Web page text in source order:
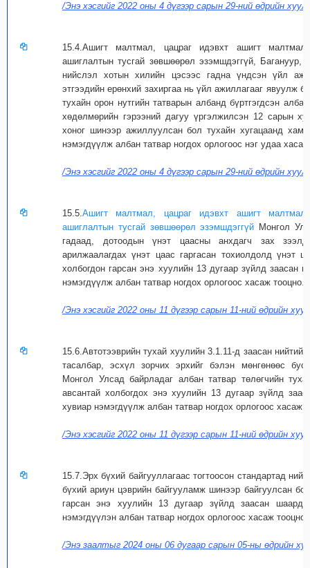
/Энэ хэсгийг 2022 оны 4 дүгээр сарын 29-ний өдрийн
15.4.Ашигт малтмал, цацраг идэвхт ашигт
ашиглалтын тусгай зөвшөөрөл эзэмшдэггүй, Багануур,
нийслэл хотын хилийн цэсээс гадна үндсэн үйл
этгээдийн ерөнхий захиргаа нь үйл ажиллагааг явуулж
тухайн орон нутгийн татварын албанд бүртгэгдсэн
хөдөлмөрийн гэрээний дагуу үргэлжилсэн 12 сарын
хоног шинээр ажиллуулсан бол тухайн хугацаанд
нэмэгдүүлж албан татвар ногдох орлогоос нэг удаа
/Энэ хэсгийг 2022 оны 4 дүгээр сарын 29-ний өдрийн
15.5.Ашигт малтмал, цацраг идэвхт ашигт
ашиглалтын тусгай зөвшөөрөл эзэмшдэггүй Монгол
гадаад, дотоодын үнэт цаасны анхдагч зах
арилжаалагдах үнэт цаас гаргасан тохиолдолд үнэт
холбогдон гарсан энэ хуулийн 13 дугаар зүйлд заасан
нэмэгдүүлж албан татвар ногдох орлогоос хасаж тооцно.
/Энэ хэсгийг 2022 оны 11 дүгээр сарын 11-ний өдрийн
15.6.Автотээврийн тухай хуулийн 3.1.11-д заасан
тасалбар, эсхүл зорчих эрхийг бэлэн мөнгөнөөс
Монгол Улсад байрладаг албан татвар төлөгчийн
авсантай холбогдох энэ хуулийн 13 дугаар зүйлд
хувиар нэмэгдүүлж албан татвар ногдох орлогоос хасаж
/Энэ хэсгийг 2022 оны 11 дүгээр сарын 11-ний өдрийн
15.7.Эрх бүхий байгууллагаас тогтоосон стандартад
бүхий ариун цэврийн байгууламж шинээр байгуулсан
гарсан энэ хуулийн 13 дугаар зүйлд заасан
нэмэгдүүлэн албан татвар ногдох орлогоос хасаж тооцно.
/Энэ заалтыг 2024 оны 06 дугаар сарын 05-ны өдрийн